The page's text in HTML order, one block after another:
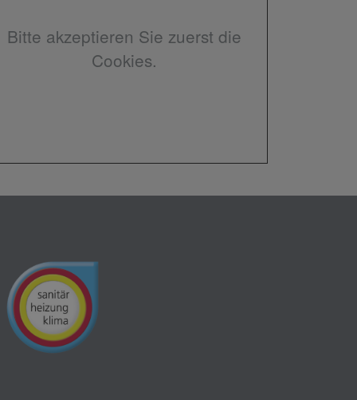
Bitte akzeptieren Sie zuerst die
Cookies.